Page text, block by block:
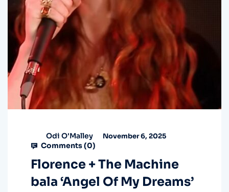
Odi O'Malley November 6, 2025
Comments (0)
Florence + The Machine
bala ‘Angel Of My Dreams’